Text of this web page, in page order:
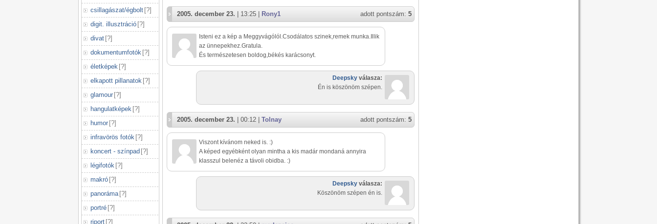
csillagászat/égbolt [?]
digit. illusztráció [?]
divat [?]
dokumentumfotók [?]
életképek [?]
elkapott pillanatok [?]
glamour [?]
hangulatképek [?]
humor [?]
infravörös fotók [?]
koncert - színpad [?]
légifotók [?]
makró [?]
panoráma [?]
portré [?]
riport [?]
adott pontszám: 5
2005. december 23. | 13:25 | Rony1
Isteni ez a kép a Meggyvágólól.Csodálatos szinek,remek munka.Illik
az ünnepekhez.Gratula.
És természetesen boldog,békés karácsonyt.
Deepsky válasza:
Én is köszönöm szépen.
adott pontszám: 5
2005. december 23. | 00:12 | Tolnay
Viszont kívánom neked is. :)
A képed egyébként olyan mintha a kis madár mondaná annyira
klasszul belenéz a távoli obidba. :)
Deepsky válasza:
Köszönöm szépen én is.